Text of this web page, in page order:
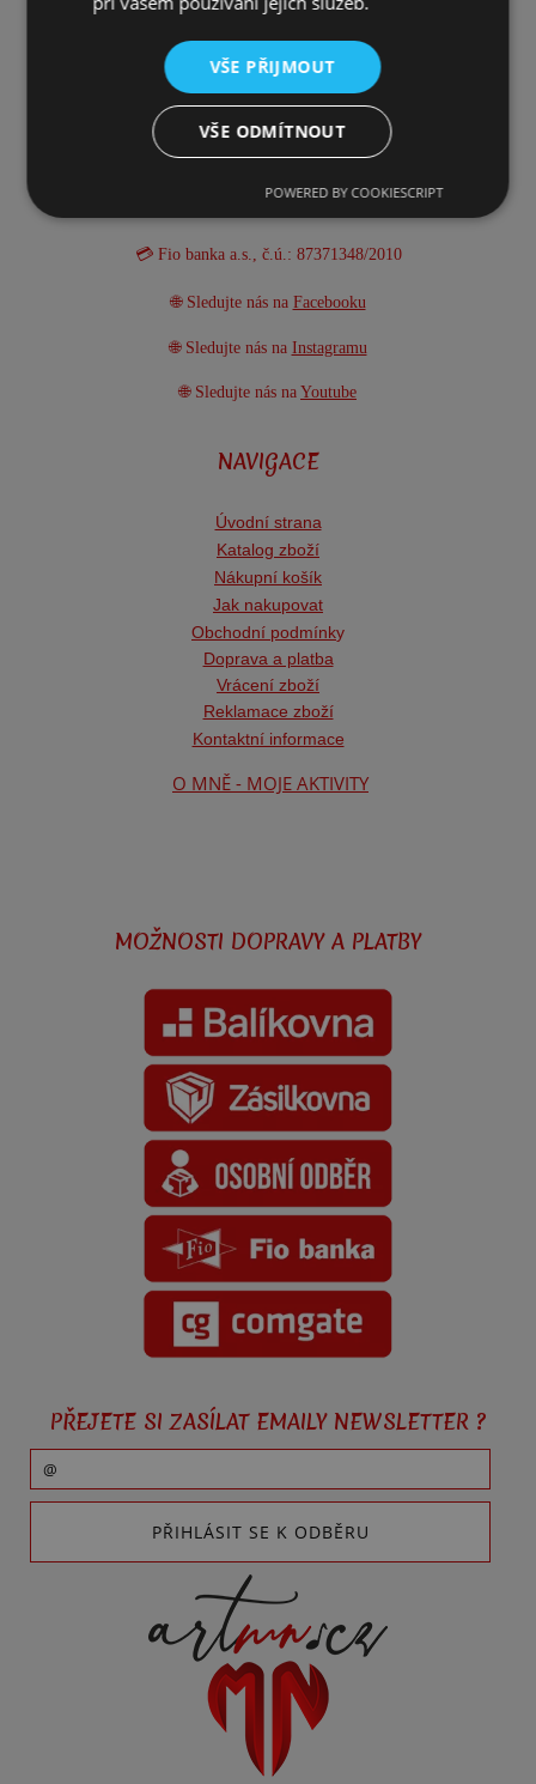
☎️ +420 731 293 702
📧 info@artmn.cz
📦 Provozní doba: Po-Pá 8:00-15:30 h
🏢 ARTMN.cz - Bc. Markéta NĚMCOVÁ
Želatovská 17, 750 02 Přerov
💳 Fio banka a.s., č.ú.: 87371348/2010
🌐 Sledujte nás na Facebooku
🌐 Sledujte nás na Instagramu
🌐 Sledujte nás na Youtube
NAVIGACE
Úvodní strana
Katalog zboží
Nákupní košík
Jak nakupovat
Obchodní podmínky
Doprava a platba
Vrácení zboží
Reklamace zboží
Kontaktní informace
O MNĚ - MOJE AKTIVITY
MOŽNOSTI DOPRAVY A PLATBY
PŘEJETE SI ZASÍLAT EMAILY NEWSLETTER ?
VŠE PŘIJMOUT
VŠE ODMÍTNOUT
POWERED BY COOKIESCRIPT